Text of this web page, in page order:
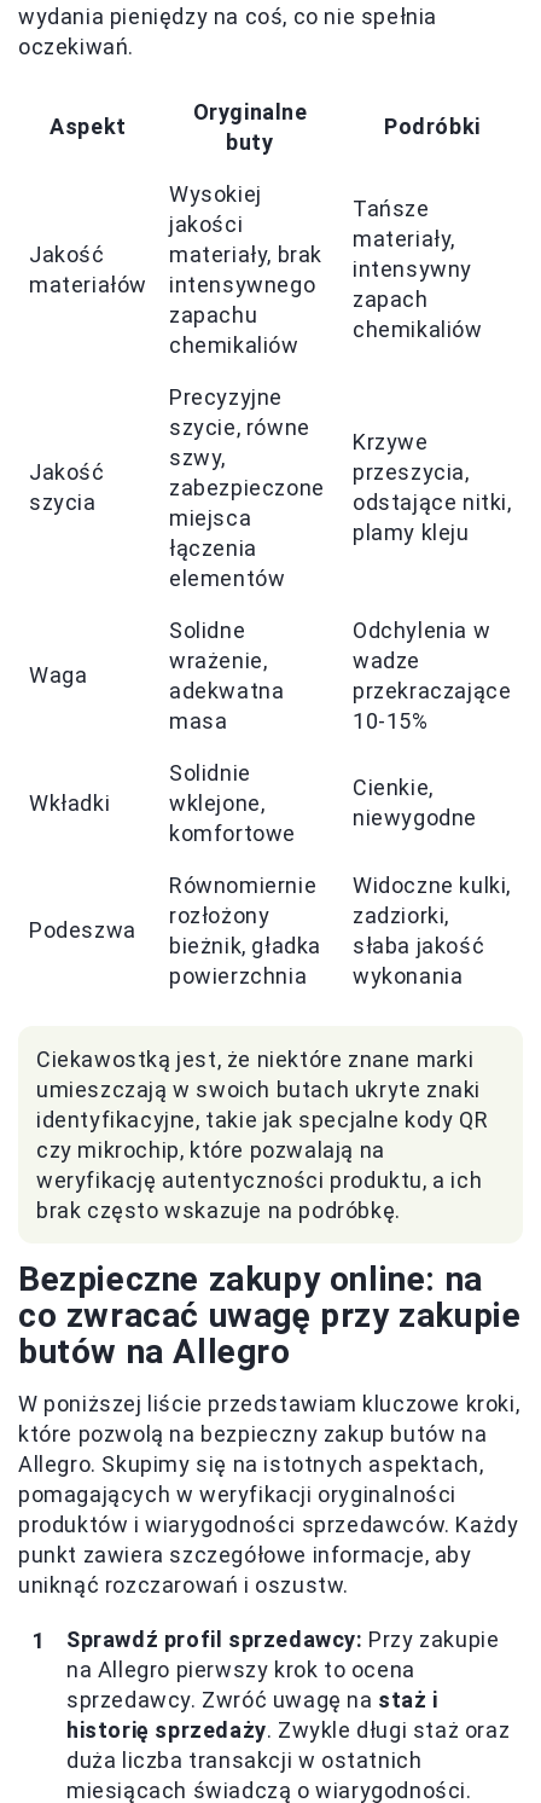
wydania pieniędzy na coś, co nie spełnia
oczekiwań.
Aspekt
Oryginalne
buty
Podróbki
Jakość
materiałów
Wysokiej
jakości
materiały, brak
intensywnego
zapachu
chemikaliów
Tańsze
materiały,
intensywny
zapach
chemikaliów
Jakość
szycia
Precyzyjne
szycie, równe
szwy,
zabezpieczone
miejsca
łączenia
elementów
Krzywe
przeszycia,
odstające nitki,
plamy kleju
Waga
Solidne
wrażenie,
adekwatna
masa
Odchylenia w
wadze
przekraczające
10-15%
Wkładki
Solidnie
wklejone,
komfortowe
Cienkie,
niewygodne
Podeszwa
Równomiernie
rozłożony
bieżnik, gładka
powierzchnia
Widoczne kulki,
zadziorki,
słaba jakość
wykonania
Ciekawostką jest, że niektóre znane marki
umieszczają w swoich butach ukryte znaki
identyfikacyjne, takie jak specjalne kody QR
czy mikrochip, które pozwalają na
weryfikację autentyczności produktu, a ich
brak często wskazuje na podróbkę.
Bezpieczne zakupy online: na
co zwracać uwagę przy zakupie
butów na Allegro
W poniższej liście przedstawiam kluczowe kroki,
które pozwolą na bezpieczny zakup butów na
Allegro. Skupimy się na istotnych aspektach,
pomagających w weryfikacji oryginalności
produktów i wiarygodności sprzedawców. Każdy
punkt zawiera szczegółowe informacje, aby
uniknąć rozczarowań i oszustw.
Sprawdź profil sprzedawcy: Przy zakupie
na Allegro pierwszy krok to ocena
sprzedawcy. Zwróć uwagę na staż i
historię sprzedaży. Zwykle długi staż oraz
duża liczba transakcji w ostatnich
miesiącach świadczą o wiarygodności.